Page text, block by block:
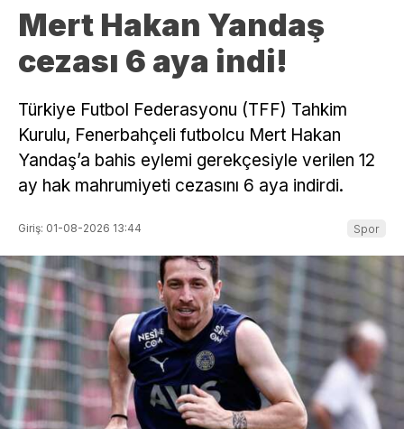
Mert Hakan Yandaş
cezası 6 aya indi!
Türkiye Futbol Federasyonu (TFF) Tahkim
Kurulu, Fenerbahçeli futbolcu Mert Hakan
Yandaş’a bahis eylemi gerekçesiyle verilen 12
ay hak mahrumiyeti cezasını 6 aya indirdi.
Giriş: 01-08-2026 13:44 Spor